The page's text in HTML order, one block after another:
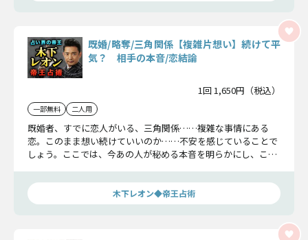
既婚/略奪/三角関係【複雑片想い】続けて平
気？ 相手の本音/恋結論
1回 1,650円（税込）
一部無料 二人用
既婚者、すでに恋人がいる、三角関係……複雑な事情にある
恋。このまま想い続けていいのか……不安を感じていることで
しょう。ここでは、今あの人が秘める本音を明らかにし、この
木下レオン◆帝王占術